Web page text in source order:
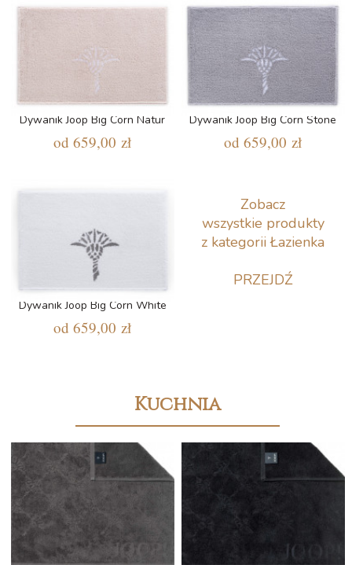
Dywanik Joop Big Corn Natur
od 659,00 zł
Dywanik Joop Big Corn Stone
od 659,00 zł
Dywanik Joop Big Corn White
od 659,00 zł
Zobacz
wszystkie produkty
z kategorii Łazienka
PRZEJDŹ
Kuchnia